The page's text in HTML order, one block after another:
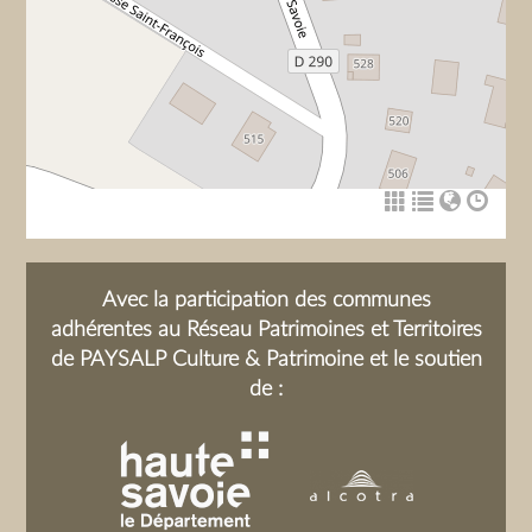
Avec la participation des communes
adhérentes au Réseau Patrimoines et Territoires
de PAYSALP Culture & Patrimoine et le soutien
de :